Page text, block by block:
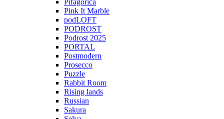
Pifagorica
Pink It Marble
podLOFT
PODROST
Podrost 2025
PORTAL
Postmodern
Prosecco
Puzzle
Rabbit Room
Rising lands
Russian
Sakura